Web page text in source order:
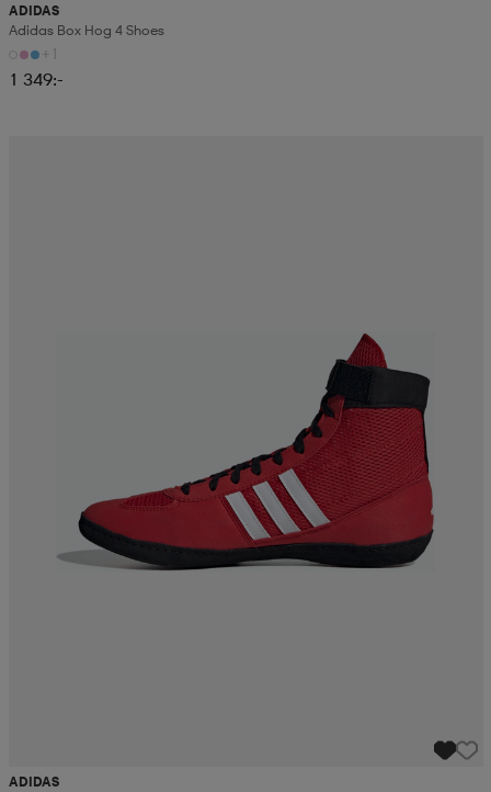
ADIDAS
Adidas Box Hog 4 Shoes
+1
1 349:-
ADIDAS